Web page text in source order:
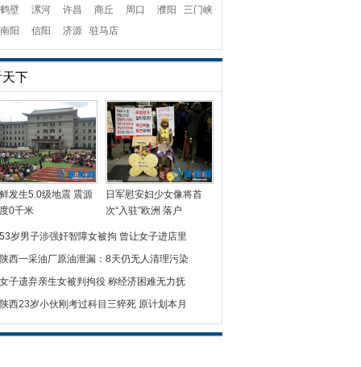
鹤壁
漯河 许昌 商丘 周口 濮阳
三门峡
南阳
信阳 济源 驻马店
天下
发生5.0级地震 震源
0千米
日军慰安妇少女像将首
次“入驻”欧洲 落户
53岁男子涉强奸智障女被拘 曾让女子进店里
陕西一采油厂原油泄漏：8天仍无人清理污染
女子遗弃亲生女被判拘役 称经济困难无力抚
陕西23岁小伙刚考过科目三猝死 原计划本月